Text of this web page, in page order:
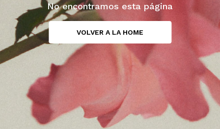
No encontramos esta página
VOLVER A LA HOME